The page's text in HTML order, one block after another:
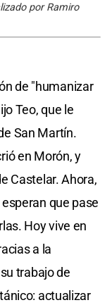
por Ramiro
de "humanizar
Teo, que le
San Martín.
en Morón, y
Castelar. Ahora,
que pase
Hoy vive en
a la
trabajo de
actualizar